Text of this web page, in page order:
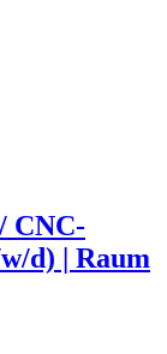
CNC-
d) | Raum